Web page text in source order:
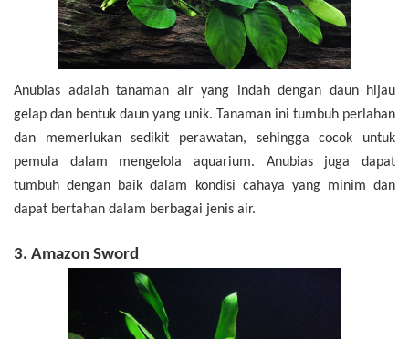
Anubias adalah tanaman air yang indah dengan daun hijau
gelap dan bentuk daun yang unik. Tanaman ini tumbuh perlahan
dan memerlukan sedikit perawatan, sehingga cocok untuk
pemula dalam mengelola aquarium. Anubias juga dapat
tumbuh dengan baik dalam kondisi cahaya yang minim dan
dapat bertahan dalam berbagai jenis air.
3. Amazon Sword